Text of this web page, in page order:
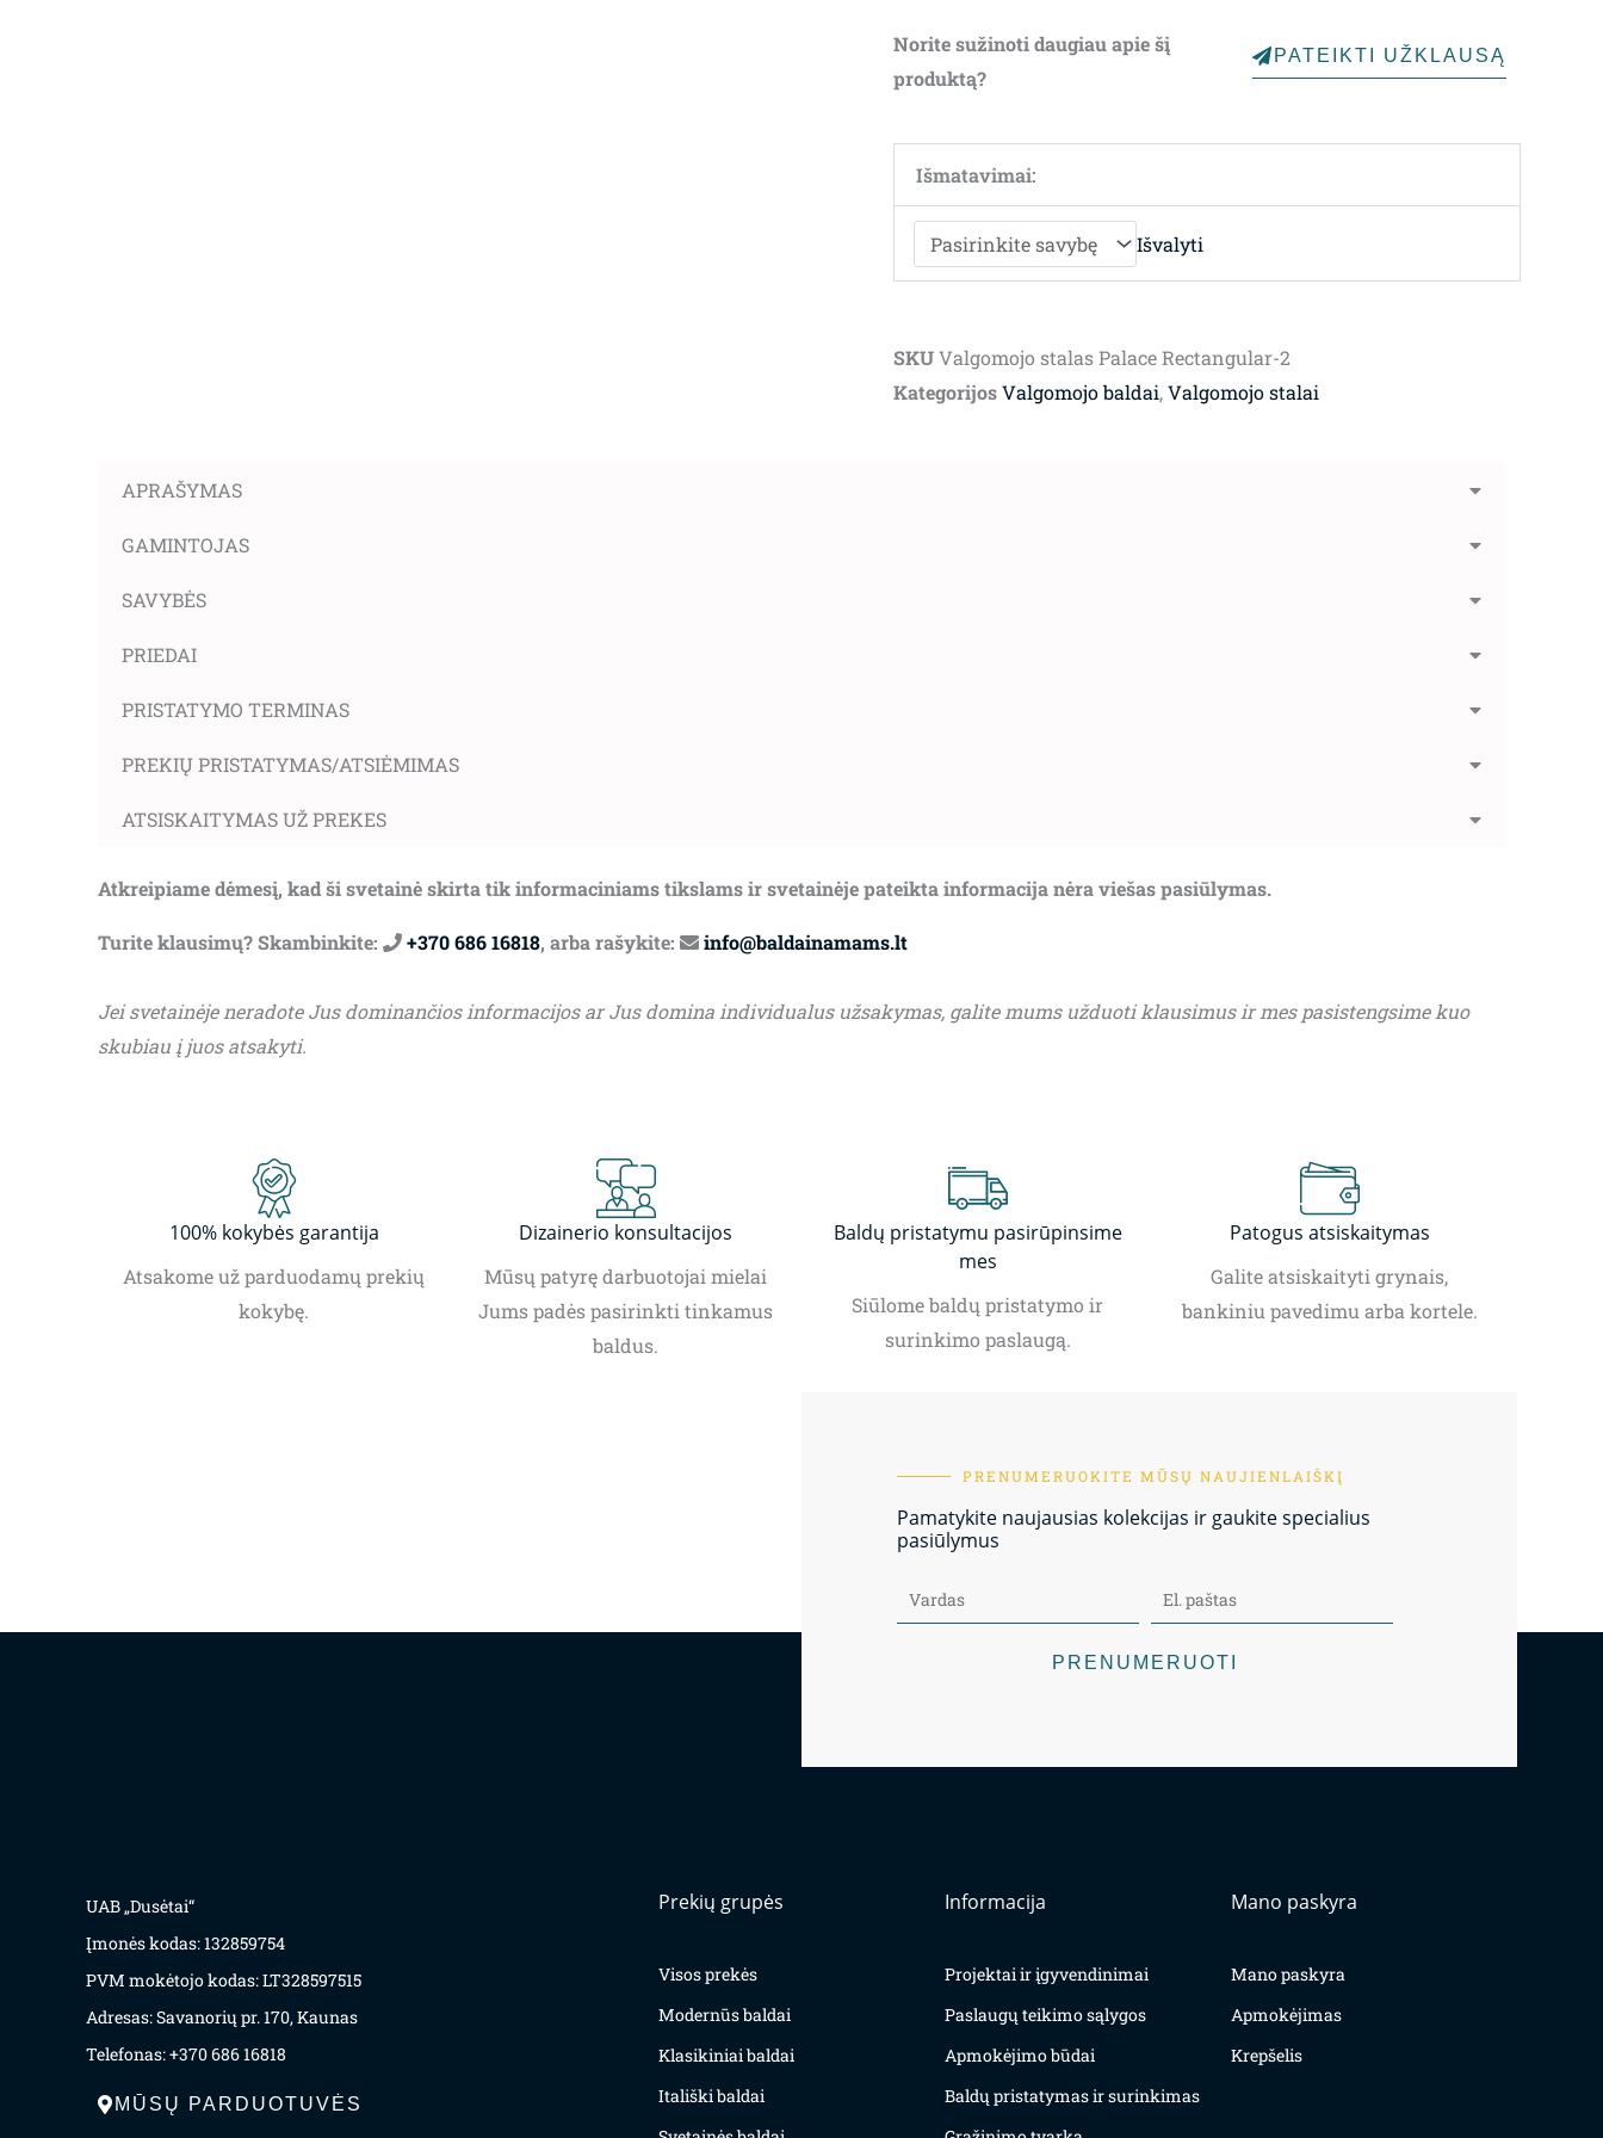
3,456.00€
through
Norite sužinoti daugiau apie šį
produktą?
PATEIKTI UŽKLAUSĄ
Išmatavimai:
Išvalyti
SKUValgomojo stalas Palace Rectangular-2
KategorijosValgomojo baldai,Valgomojo stalai
APRAŠYMAS
GAMINTOJAS
SAVYBĖS
PRIEDAI
PRISTATYMO TERMINAS
PREKIŲ PRISTATYMAS/ATSIĖMIMAS
ATSISKAITYMAS UŽ PREKES
Atkreipiame dėmesį, kad ši svetainė skirta tik informaciniams tikslams ir svetainėje pateikta informacija nėra viešas pasiūlymas.
Turite klausimų? Skambinkite: +370 686 16818, arba rašykite: info@baldainamams.lt
Jei svetainėje neradote Jus dominančios informacijos ar Jus domina individualus užsakymas, galite mums užduoti klausimus ir mes pasistengsime kuo
skubiau į juos atsakyti.
100% kokybės garantija
Atsakome už parduodamų prekių
kokybę.
Dizainerio konsultacijos
Mūsų patyrę darbuotojai mielai
Jums padės pasirinkti tinkamus
baldus.
Baldų pristatymu pasirūpinsime
mes
Siūlome baldų pristatymo ir
surinkimo paslaugą.
Patogus atsiskaitymas
Galite atsiskaityti grynais,
bankiniu pavedimu arba kortele.
PRENUMERUOKITE MŪSŲ NAUJIENLAIŠKĮ
Pamatykite naujausias kolekcijas ir gaukite specialius
pasiūlymus
PRENUMERUOTI
UAB „Dusėtai“
Įmonės kodas: 132859754
PVM mokėtojo kodas: LT328597515
Adresas: Savanorių pr. 170, Kaunas
Telefonas: +370 686 16818
MŪSŲ PARDUOTUVĖS
Prekių grupės
Visos prekės
Modernūs baldai
Klasikiniai baldai
Itališki baldai
Informacija
Projektai ir įgyvendinimai
Paslaugų teikimo sąlygos
Apmokėjimo būdai
Baldų pristatymas ir surinkimas
Mano paskyra
Mano paskyra
Apmokėjimas
Krepšelis